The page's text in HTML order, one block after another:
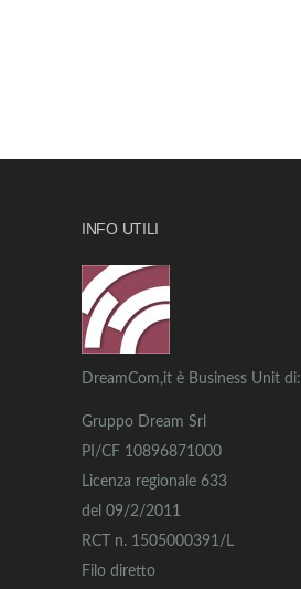
INFO UTILI
DreamCom,it è Business Unit di:
Gruppo Dream Srl
PI/CF 10896871000
Licenza regionale 633
del 09/2/2011
RCT n. 1505000391/L
Filo diretto